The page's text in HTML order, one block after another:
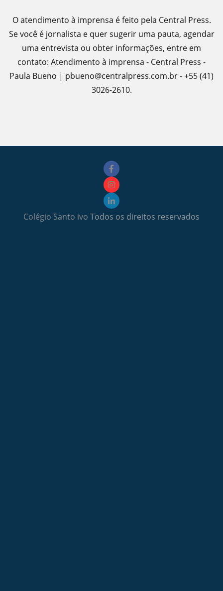
O atendimento à imprensa é feito pela Central Press.
Se você é jornalista e quer sugerir uma pauta, agendar
uma entrevista ou obter informações, entre em
contato: Atendimento à imprensa - Central Press -
Paula Bueno | pbueno@centralpress.com.br - +55 (41)
3026-2610.
Colégio Santo ivo Todos os direitos reservados